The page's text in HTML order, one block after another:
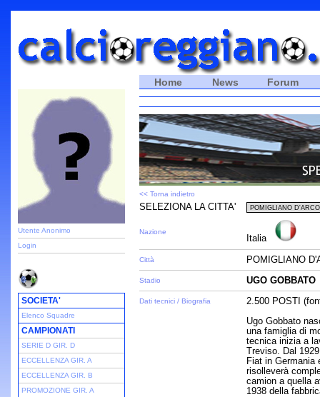
Utente Anonimo
Login
SOCIETA'
Elenco Squadre
CAMPIONATI
SERIE D GIR. D
ECCELLENZA GIR. A
ECCELLENZA GIR. B
PROMOZIONE GIR. A
Home News Forum
<< Torna indietro
SELEZIONA LA CITTA'
Nazione
Italia
Città POMIGLIANO
Stadio UGO GOBBATO
Dati tecnici / Biografia
2.500 POSTI
Ugo Gobbato
una famiglia di
tecnica inizia a
Treviso. Dal
Fiat in Germania
risolleverà
camion a quella
1938 della